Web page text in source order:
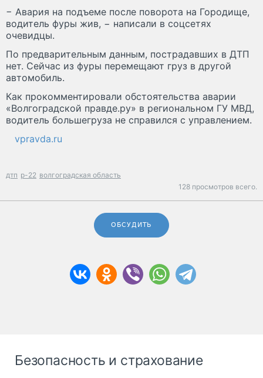
− Авария на подъеме после поворота на Городище,
водитель фуры жив, − написали в соцсетях
очевидцы.
По предварительным данным, пострадавших в ДТП
нет. Сейчас из фуры перемещают груз в другой
автомобиль.
Как прокомментировали обстоятельства аварии
«Волгоградской правде.ру» в региональном ГУ МВД,
водитель большегруза не справился с управлением.
vpravda.ru
дтп р-22 волгоградская область
128 просмотров всего.
ОБСУДИТЬ
Безопасность и страхование